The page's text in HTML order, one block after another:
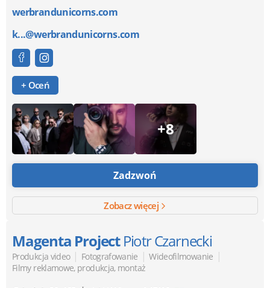
werbrandunicorns.com
k...@werbrandunicorns.com
+ Oceń
+8
Zadzwoń
Zobacz więcej
Magenta Project Piotr Czarnecki
Produkcja video | Fotografowanie | Wideofilmowanie |
Filmy reklamowe, produkcja, montaż